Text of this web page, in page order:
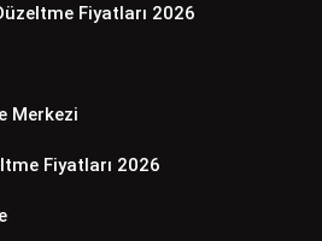
Fiyatları 2026
Merkezi
Fiyatları 2026